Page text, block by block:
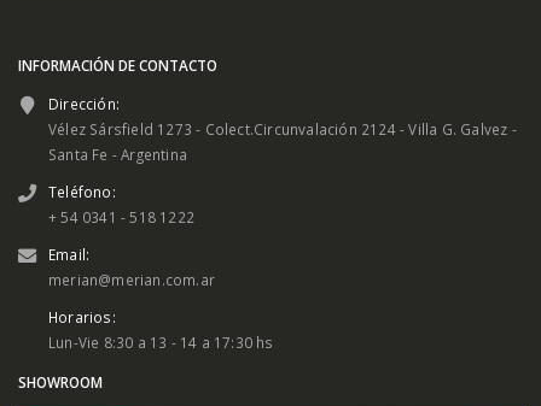
INFORMACIÓN DE CONTACTO
Dirección:
Vélez Sársfield 1273 - Colect.Circunvalación 2124 - Villa G. Galvez -
Santa Fe - Argentina
Teléfono:
+ 54 0341 - 518 1222
Email:
merian@merian.com.ar
Horarios:
Lun-Vie 8:30 a 13 - 14 a 17:30 hs
SHOWROOM